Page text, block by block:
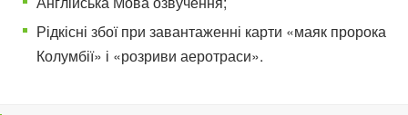
Рідкісні збої при завантаженні карти «маяк пророка
Колумбії» і «розриви аеротраси».